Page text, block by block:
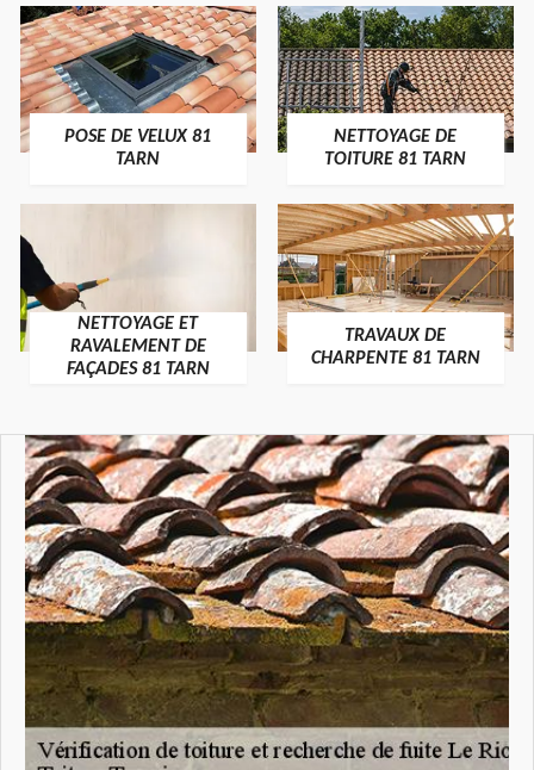
POSE DE VELUX 81
TARN
NETTOYAGE DE
TOITURE 81 TARN
NETTOYAGE ET
RAVALEMENT DE
FAÇADES 81 TARN
TRAVAUX DE
CHARPENTE 81 TARN